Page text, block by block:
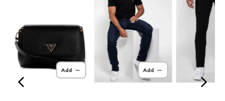
Add Add